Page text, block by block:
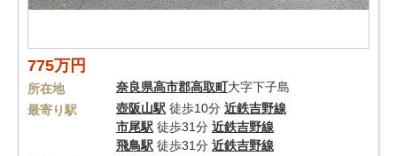
775万円
所在地 奈良県高市郡高取町大字下子島
最寄り駅
壺阪山駅 徒歩10分 近鉄吉野線
市尾駅 徒歩31分 近鉄吉野線
飛鳥駅 徒歩31分 近鉄吉野線